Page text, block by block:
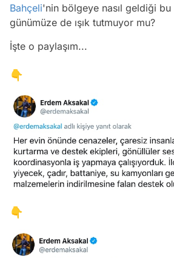
Bahçeli'nin bölgeye nasıl geldiği bu
günümüze de ışık tutmuyor mu?
İşte o paylaşım...
👇
👇